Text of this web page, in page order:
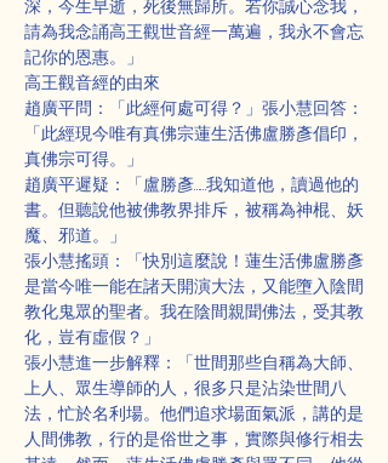
深，今生早逝，死後無歸所。若你誠心念我，
請為我念誦高王觀世音經一萬遍，我永不會忘
記你的恩惠。」
高王觀音經的由來
趙廣平問：「此經何處可得？」張小慧回答：
「此經現今唯有真佛宗蓮生活佛盧勝彥倡印，
真佛宗可得。」
趙廣平遲疑：「盧勝彥……我知道他，讀過他的
書。但聽說他被佛教界排斥，被稱為神棍、妖
魔、邪道。」
張小慧搖頭：「快別這麼說！蓮生活佛盧勝彥
是當今唯一能在諸天開演大法，又能墮入陰間
教化鬼眾的聖者。我在陰間親聞佛法，受其教
化，豈有虛假？」
張小慧進一步解釋：「世間那些自稱為大師、
上人、眾生導師的人，很多只是沾染世間八
法，忙於名利場。他們追求場面氣派，講的是
人間佛教，行的是俗世之事，實際與修行相去